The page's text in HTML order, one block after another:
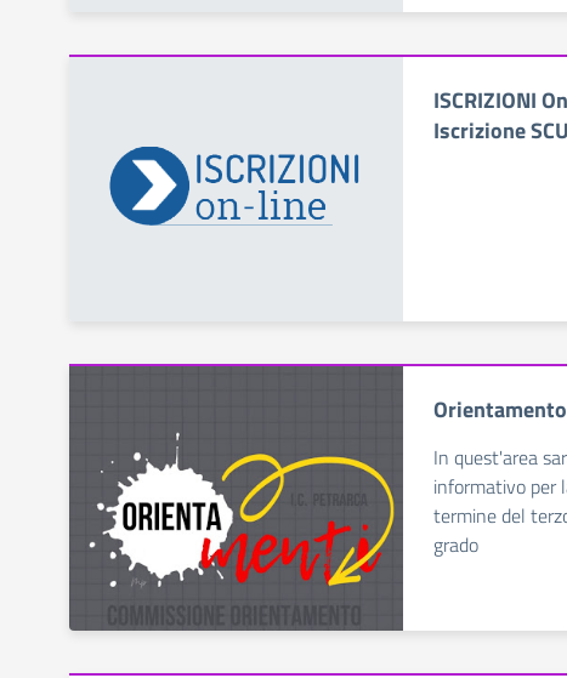
ISCRIZIONI
Iscrizione
Orientamento
In quest'area
informativo per
termine del
grado